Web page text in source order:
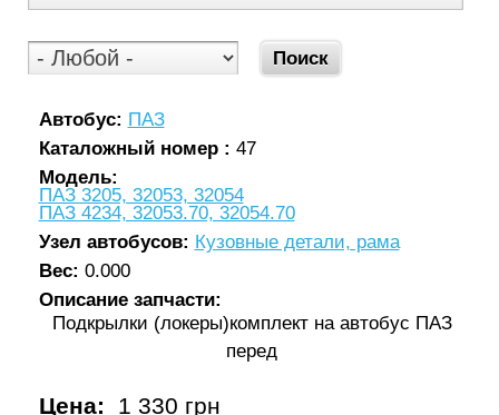
Автобус: ПАЗ
Каталожный номер : 47
Модель:
ПАЗ 3205, 32053, 32054
ПАЗ 4234, 32053.70, 32054.70
Узел автобусов: Кузовные детали, рама
Вес: 0.000
Описание запчасти:
Подкрылки (локеры)комплект на автобус ПАЗ
перед
Цена: 1 330 грн